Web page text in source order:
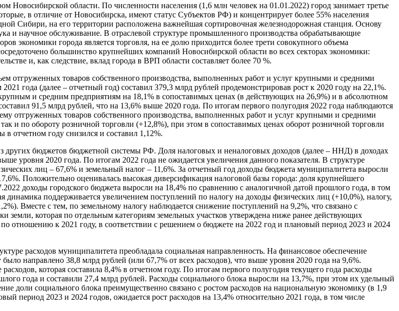
Новосибирской области. По численности населения (1,6 млн человек на 01.01.2022) город занимает третье
в отличие от Новосибирска, имеют статус Субъектов РФ) и концентрирует более 55% населения
Сибири, на его территории расположена важнейшая сортировочная железнодорожная станция. Основу
и научное обслуживание. В отраслевой структуре промышленного производства обрабатывающие
экономики города является торговля, на ее долю приходится более трети совокупного объема
большинство крупнейших компаний Новосибирской области во всех секторах экономики:
и, как следствие, вклад города в ВРП области составляет более 70 %.
отгруженных товаров собственного производства, выполненных работ и услуг крупными и средними
года (далее – отчетный год) составил 379,3 млрд рублей продемонстрировав рост к 2020 году на 22,1%.
и средним предприятиям на 18,1% в сопоставимых ценах (в действующих на 26,9%) и в абсолютном
91,5 млрд рублей, что на 13,6% выше 2020 года. По итогам первого полугодия 2022 года наблюдаются
отгруженных товаров собственного производства, выполненных работ и услуг крупными и средними
и по обороту розничной торговли (+12,8%), при этом в сопоставимых ценах оборот розничной торговли
в отчетном году снизился и составил 1,12%.
других бюджетов бюджетной системы РФ. Доля налоговых и неналоговых доходов (далее – ННД) в доходах
уровня 2020 года. По итогам 2022 года не ожидается увеличения данного показателя. В структуре
лиц – 67,6% и земельный налог – 11,6%. За отчетный год доходы бюджета муниципалитета выросли
Положительно оценивалась высокая диверсификация налоговой базы города: доля крупнейшего
доходы городского бюджета выросли на 18,4% по сравнению с аналогичной датой прошлого года, в том
поддерживается увеличением поступлений по налогу на доходы физических лиц (+10,0%), налогу,
Вместе с тем, по земельному налогу наблюдается снижение поступлений на 9,2%, что связано с
земли, которая по отдельным категориям земельных участков утверждена ниже ранее действующих
отношению к 2021 году, в соответствии с решением о бюджете на 2022 год и плановый период 2023 и 2024
расходов муниципалитета преобладала социальная направленность. На финансовое обеспечение
направлено 38,8 млрд рублей (или 67,7% от всех расходов), что выше уровня 2020 года на 9,6%.
которая составила 8,4% в отчетном году. По итогам первого полугодия текущего года расходы
года и составили 27,4 млрд рублей. Расходы социального блока выросли на 13,7%, при этом их удельный
доли социального блока преимущественно связано с ростом расходов на национальную экономику (в 1,9
период 2023 и 2024 годов, ожидается рост расходов на 13,4% относительно 2021 года, в том числе